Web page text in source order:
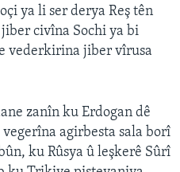
ya li ser derya Reş tên
civîna Sochi ya bi
vederkirina jiber vîrusa
zanîn ku Erdogan dê
agirbesta sala borî
ku Rûsya û leşkerê Sûrî